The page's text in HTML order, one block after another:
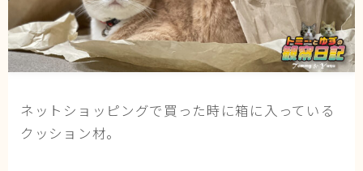
ねこの部屋
猫の健康・ケア関連
猫と人間の共生・社会問題
猫の雑学・トリビア
ネットショッピングで買った時に箱に入っている
クッション材。